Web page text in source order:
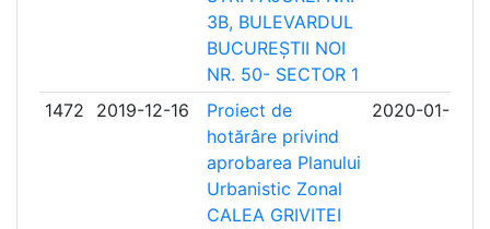
3B, BULEVARDUL
BUCUREȘTII NOI
NR. 50- SECTOR 1
1472 2019-12-16
Proiect de
hotărâre privind
aprobarea Planului
Urbanistic Zonal
CALEA GRIVITEI
2020-01-16